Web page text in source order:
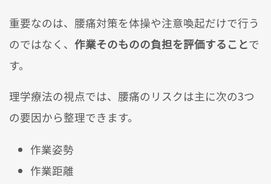
重要なのは、腰痛対策を体操や注意喚起だけで行う
のではなく、 作業そのものの負担を評価することで
す。
理学療法の視点では、腰痛のリスクは主に次の3つ
の要因から整理できます。
作業姿勢
作業距離